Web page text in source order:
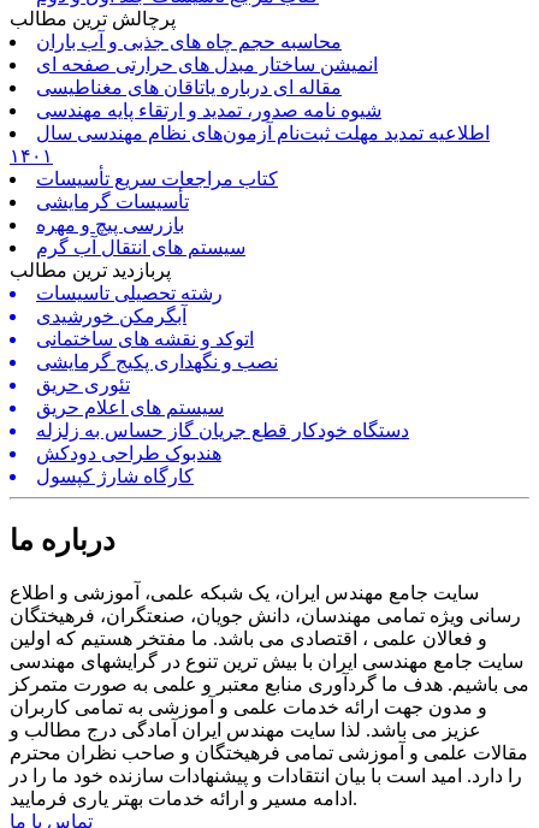
پرچالش ترین مطالب
محاسبه حجم چاه های جذبی و آب باران
انمیشن ساختار مبدل های حرارتی صفحه ای
مقاله ای درباره یاتاقان های مغناطیسی
شیوه نامه صدور، تمدید و ارتقاء پایه مهندسی
اطلاعیه تمدید مهلت ثبت‌نام آزمون‌های نظام مهندسی سال
۱۴۰۱
کتاب مراجعات سریع تأسیسات
تأسیسات گرمایشی
بازرسی پیچ و مهره
سیستم های انتقال آب گرم
پربازدید ترین مطالب
رشته تحصیلی تاسیسات
آبگرمکن خورشیدی
اتوکد و نقشه های ساختمانی
نصب و نگهداری پکیج گرمایشی
تئوری حریق
سیستم های اعلام حریق
دستگاه خودکار قطع جریان گاز حساس به زلزله
هندبوک طراحی دودکش
کارگاه شارژ کپسول
درباره ما
سایت جامع مهندس ایران، یک شبکه علمی، آموزشی و اطلاع
رسانی ویژه تمامی مهندسان، دانش جویان، صنعتگران، فرهیختگان
و فعالان علمی ، اقتصادی می باشد. ما مفتخر هستیم که اولین
سایت جامع مهندسی ایران با بیش ترین تنوع در گرایشهای مهندسی
می باشیم. هدف ما گردآوری منابع معتبر و علمی به صورت متمرکز
و مدون جهت ارائه خدمات علمی و آموزشی به تمامی کاربران
عزیز می باشد. لذا سایت مهندس ایران آمادگی درج مطالب و
مقالات علمی و آموزشی تمامی فرهیختگان و صاحب نظران محترم
را دارد. امید است با بیان انتقادات و پیشنهادات سازنده خود ما را در
ادامه مسیر و ارائه خدمات بهتر یاری فرمایید.
تماس با ما